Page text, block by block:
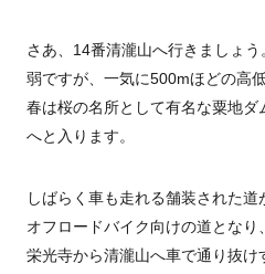
さあ、14番清瀧山へ行きましょ
弱ですが、一気に500mほどの高
春は桜の名所として有名な粟地
へと入ります。
しばらく車も走れる舗装された
オフロードバイク向けの道とな
栄光寺から清瀧山へ車で通り抜